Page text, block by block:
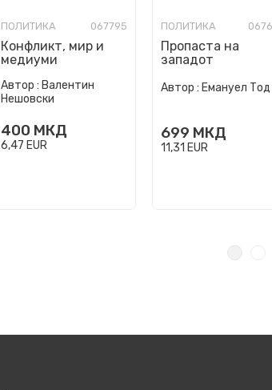
ПОЛИТИКА 067795
Конфликт, мир и
медиуми
Автор : Валентин
Нешовски
400 МКД
6,47 EUR
ПОЛИТИКА
Пропаста на
западот
Автор : Емануел Тод
699 МКД
11,31 EUR